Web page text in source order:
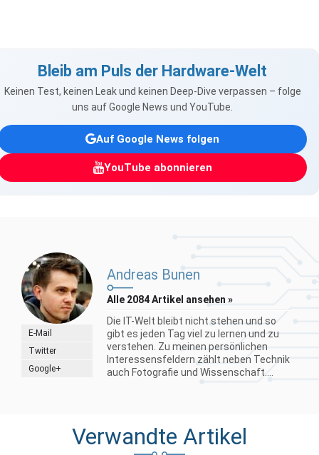
Bleib am Puls der Hardware-Welt
Keinen Test, keinen Leak und keinen Deep-Dive verpassen – folge
uns auf Google News und YouTube.
Auf Google News folgen
YouTube abonnieren
E-Mail
Twitter
Google+
Andreas Bunen
Alle 2084 Artikel ansehen »
Die IT-Welt bleibt nicht stehen und so
gibt es jeden Tag viel zu lernen und zu
verstehen. Zu meinen persönlichen
Interessensfeldern zählt neben Technik
auch Fotografie und Wissenschaft....
Verwandte Artikel